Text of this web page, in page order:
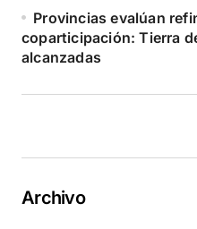
Provincias evalúan
coparticipación: Tierra
alcanzadas
Archivo